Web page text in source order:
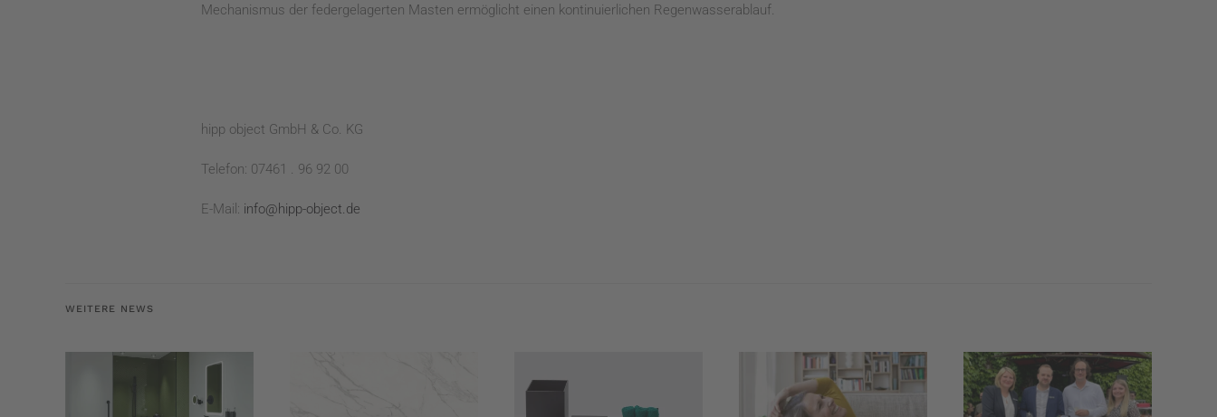
Mechanismus der federgelagerten Masten ermöglicht einen kontinuierlichen Regenwasserablauf.
hipp object GmbH & Co. KG
Telefon: 07461 . 96 92 00
E-Mail: info@hipp-object.de
WEITERE NEWS